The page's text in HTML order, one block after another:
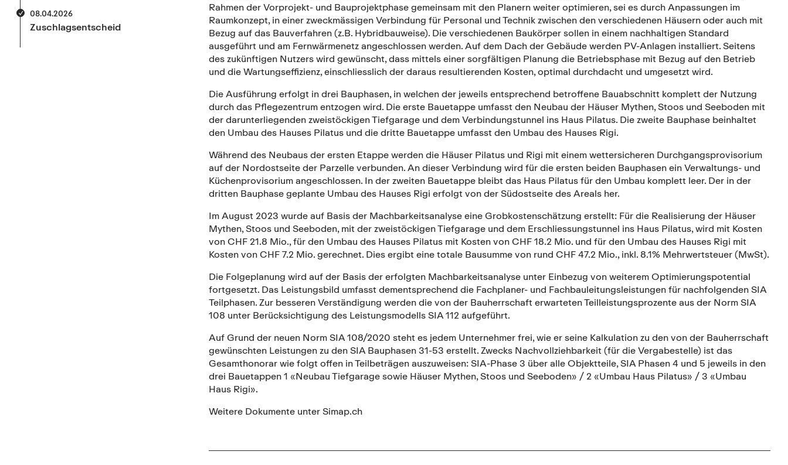
08.04.2026
Zuschlagsentscheid
Rahmen der Vorprojekt- und Bauprojektphase gemeinsam mit den Planern weiter optimieren, sei es durch Anpassungen im
Raumkonzept, in einer zweckmässigen Verbindung für Personal und Technik zwischen den verschiedenen Häusern oder auch mit
Bezug auf das Bauverfahren (z.B. Hybridbauweise). Die verschiedenen Baukörper sollen in einem nachhaltigen Standard
ausgeführt und am Fernwärmenetz angeschlossen werden. Auf dem Dach der Gebäude werden PV-Anlagen installiert. Seitens
des zukünftigen Nutzers wird gewünscht, dass mittels einer sorgfältigen Planung die Betriebsphase mit Bezug auf den Betrieb
und die Wartungseffizienz, einschliesslich der daraus resultierenden Kosten, optimal durchdacht und umgesetzt wird.
Die Ausführung erfolgt in drei Bauphasen, in welchen der jeweils entsprechend betroffene Bauabschnitt komplett der Nutzung
durch das Pflegezentrum entzogen wird. Die erste Bauetappe umfasst den Neubau der Häuser Mythen, Stoos und Seeboden mit
der darunterliegenden zweistöckigen Tiefgarage und dem Verbindungstunnel ins Haus Pilatus. Die zweite Bauphase beinhaltet
den Umbau des Hauses Pilatus und die dritte Bauetappe umfasst den Umbau des Hauses Rigi.
Während des Neubaus der ersten Etappe werden die Häuser Pilatus und Rigi mit einem wettersicheren Durchgangsprovisorium
auf der Nordostseite der Parzelle verbunden. An dieser Verbindung wird für die ersten beiden Bauphasen ein Verwaltungs- und
Küchenprovisorium angeschlossen. In der zweiten Bauetappe bleibt das Haus Pilatus für den Umbau komplett leer. Der in der
dritten Bauphase geplante Umbau des Hauses Rigi erfolgt von der Südostseite des Areals her.
Im August 2023 wurde auf Basis der Machbarkeitsanalyse eine Grobkostenschätzung erstellt: Für die Realisierung der Häuser
Mythen, Stoos und Seeboden, mit der zweistöckigen Tiefgarage und dem Erschliessungstunnel ins Haus Pilatus, wird mit Kosten
von CHF 21.8 Mio., für den Umbau des Hauses Pilatus mit Kosten von CHF 18.2 Mio. und für den Umbau des Hauses Rigi mit
Kosten von CHF 7.2 Mio. gerechnet. Dies ergibt eine totale Bausumme von rund CHF 47.2 Mio., inkl. 8.1% Mehrwertsteuer (MwSt).
Die Folgeplanung wird auf der Basis der erfolgten Machbarkeitsanalyse unter Einbezug von weiterem Optimierungspotential
fortgesetzt. Das Leistungsbild umfasst dementsprechend die Fachplaner- und Fachbauleitungsleistungen für nachfolgenden SIA
Teilphasen. Zur besseren Verständigung werden die von der Bauherrschaft erwarteten Teilleistungsprozente aus der Norm SIA
108 unter Berücksichtigung des Leistungsmodells SIA 112 aufgeführt.
Auf Grund der neuen Norm SIA 108/2020 steht es jedem Unternehmer frei, wie er seine Kalkulation zu den von der Bauherrschaft
gewünschten Leistungen zu den SIA Bauphasen 31-53 erstellt. Zwecks Nachvollziehbarkeit (für die Vergabestelle) ist das
Gesamthonorar wie folgt offen in Teilbeträgen auszuweisen: SIA-Phase 3 über alle Objektteile, SIA Phasen 4 und 5 jeweils in den
drei Bauetappen 1 «Neubau Tiefgarage sowie Häuser Mythen, Stoos und Seeboden» / 2 «Umbau Haus Pilatus» / 3 «Umbau
Haus Rigi».
Weitere Dokumente unter Simap.ch